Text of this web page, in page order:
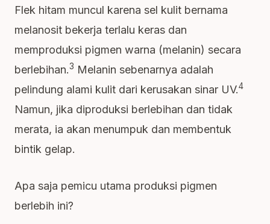
Flek hitam muncul karena sel kulit bernama
melanosit bekerja terlalu keras dan
memproduksi pigmen warna (melanin) secara
berlebihan.3 Melanin sebenarnya adalah
pelindung alami kulit dari kerusakan sinar UV.4
Namun, jika diproduksi berlebihan dan tidak
merata, ia akan menumpuk dan membentuk
bintik gelap.
Apa saja pemicu utama produksi pigmen
berlebih ini?